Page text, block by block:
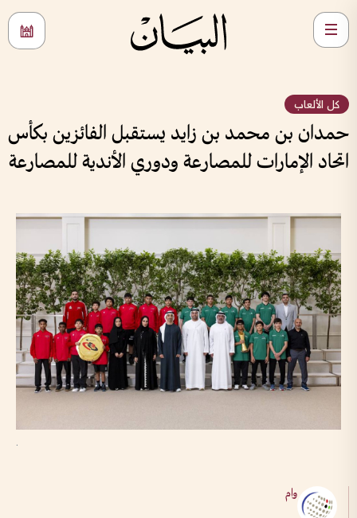
كل الألعاب
حمدان بن محمد بن زايد يستقبل الفائزين بكأس
اتحاد الإمارات للمصارعة ودوري الأندية للمصارعة
.
وام